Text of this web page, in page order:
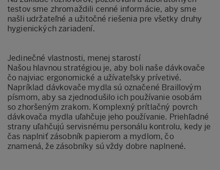
testov sme zhromaždili cenné informácie, aby sme
našli udržateľné a užitočné riešenia pre všetky druhy
hygienických zariadení.
Jedinečné vlastnosti, menej starostí
Našou hlavnou stratégiou je, aby boli naše dávkovače
čo najviac ergonomické a užívateľsky prívetivé.
Napríklad dávkovače mydla sú označené Braillovým
písmom, aby sa zjednodušilo ich používanie osobám
so zhoršeným zrakom. Komplexný prítlačný povrch
dávkovača mydla uľahčuje jeho používanie. Priehľadné
strany uľahčujú servisnému personálu kontrolu, kedy je
čas naplniť zásobník papierom a mydlom, čo
znamená, že zásobníky sú vždy dobre naplnené.